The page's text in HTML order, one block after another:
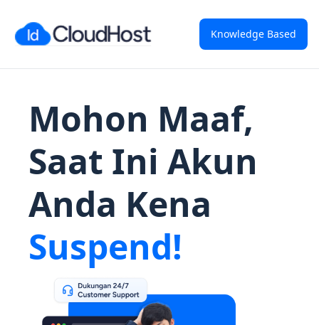
Knowledge Based
Mohon Maaf,
Saat Ini Akun
Anda Kena
Suspend!